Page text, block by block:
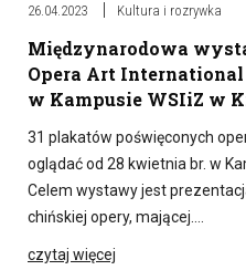
26.04.2023 Kultura i rozrywka
Międzynarodowa
Opera Art International
w Kampusie WSIiZ w
31 plakatów poświęconych
oglądać od 28 kwietnia br. w
Celem wystawy jest
chińskiej opery, mającej….
czytaj więcej